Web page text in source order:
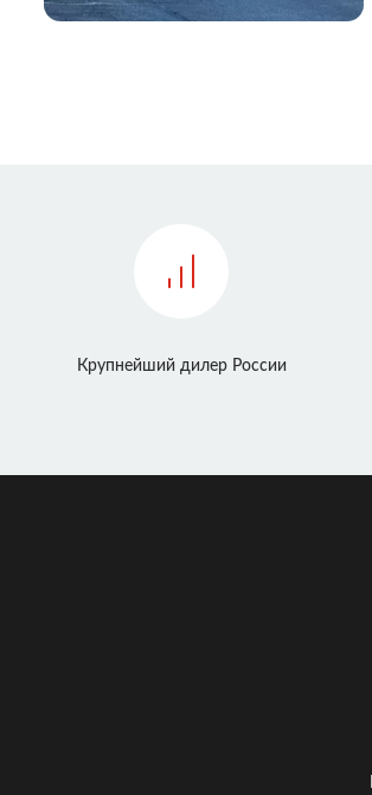
Крупнейший дилер России